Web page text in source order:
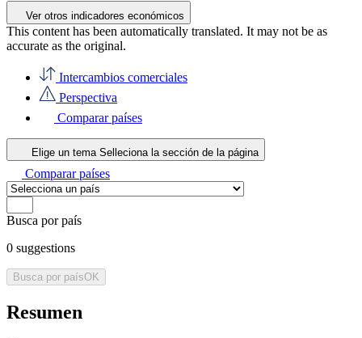
Ver otros indicadores económicos
This content has been automatically translated. It may not be as
accurate as the original.
Intercambios comerciales
Perspectiva
Comparar países
Elige un tema Selleciona la sección de la página
Comparar países
Busca por país
0 suggestions
Busca por paísOK
Resumen